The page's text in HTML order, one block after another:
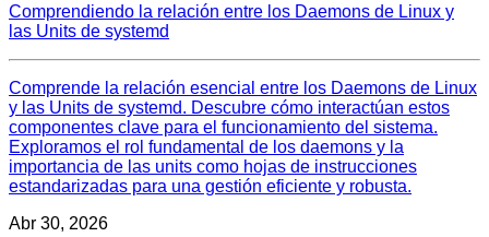
Comprendiendo la relación entre los Daemons de Linux y
las Units de systemd
Comprende la relación esencial entre los Daemons de Linux
y las Units de systemd. Descubre cómo interactúan estos
componentes clave para el funcionamiento del sistema.
Exploramos el rol fundamental de los daemons y la
importancia de las units como hojas de instrucciones
estandarizadas para una gestión eficiente y robusta.
Abr 30, 2026